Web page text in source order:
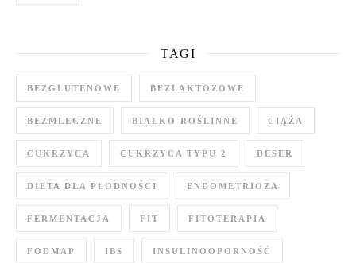
TAGI
BEZGLUTENOWE BEZLAKTOZOWE
BEZMLECZNE BIAŁKO ROŚLINNE CIĄŻA
CUKRZYCA CUKRZYCA TYPU 2 DESER
DIETA DLA PŁODNOŚCI ENDOMETRIOZA
FERMENTACJA FIT FITOTERAPIA
FODMAP IBS INSULINOOPORNOŚĆ